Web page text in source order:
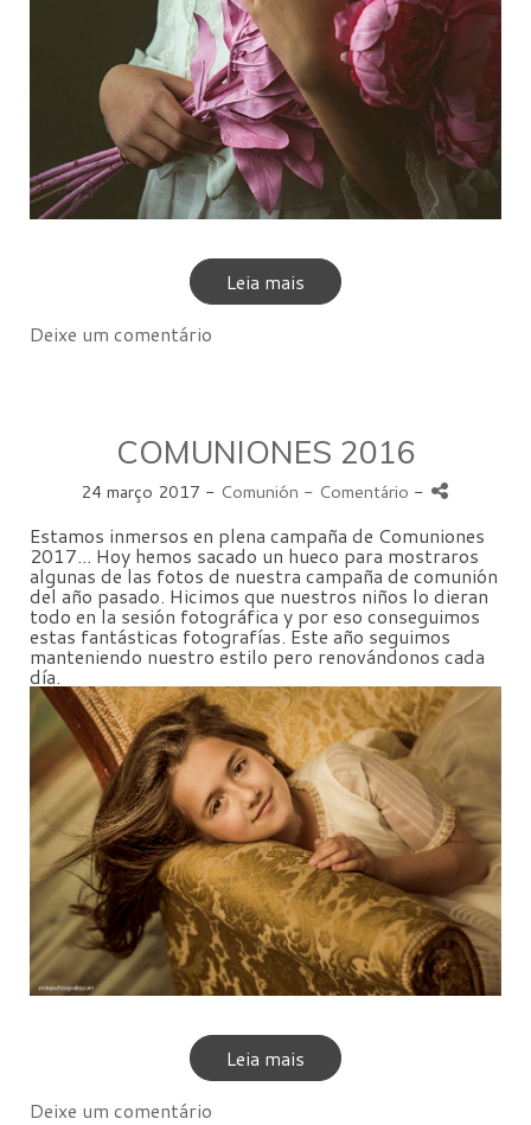
Leia mais
Deixe um comentário
COMUNIONES 2016
24 março 2017 - Comunión - Comentário -
Estamos inmersos en plena campaña de Comuniones
2017... Hoy hemos sacado un hueco para mostraros
algunas de las fotos de nuestra campaña de comunión
del año pasado. Hicimos que nuestros niños lo dieran
todo en la sesión fotográfica y por eso conseguimos
estas fantásticas fotografías. Este año seguimos
manteniendo nuestro estilo pero renovándonos cada
día.
Leia mais
Deixe um comentário